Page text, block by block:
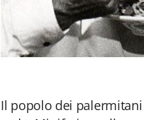
Il popolo dei